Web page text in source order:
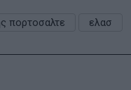
πορτοσαλτε ελασ